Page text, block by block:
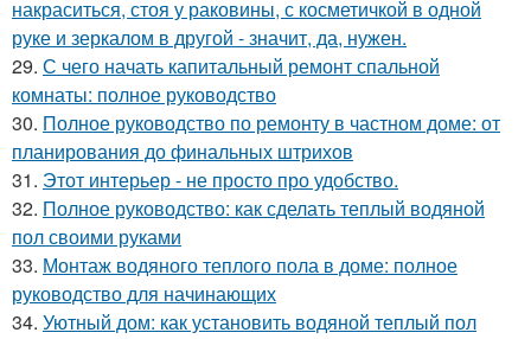
накраситься, стоя у раковины, с косметичкой в одной
руке и зеркалом в другой - значит, да, нужен.
29. С чего начать капитальный ремонт спальной
комнаты: полное руководство
30. Полное руководство по ремонту в частном доме: от
планирования до финальных штрихов
31. Этот интерьер - не просто про удобство.
32. Полное руководство: как сделать теплый водяной
пол своими руками
33. Монтаж водяного теплого пола в доме: полное
руководство для начинающих
34. Уютный дом: как установить водяной теплый пол